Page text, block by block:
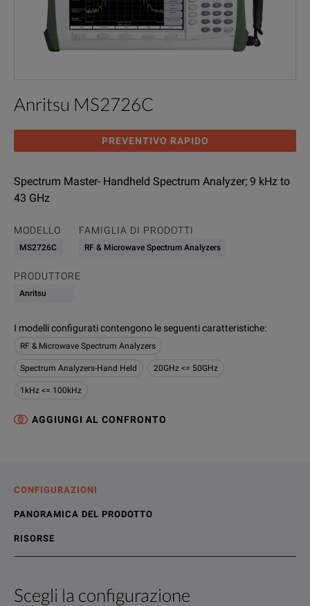
Anritsu MS2726C
PREVENTIVO RAPIDO
Spectrum Master- Handheld Spectrum Analyzer; 9 kHz to
43 GHz
MODELLO
MS2726C
FAMIGLIA DI PRODOTTI
RF & Microwave Spectrum Analyzers
PRODUTTORE
Anritsu
I modelli configurati contengono le seguenti caratteristiche:
RF & Microwave Spectrum Analyzers
Spectrum Analyzers-Hand Held 20GHz <= 50GHz
1kHz <= 100kHz
AGGIUNGI AL CONFRONTO
CONFIGURAZIONI
PANORAMICA DEL PRODOTTO
RISORSE
Scegli la configurazione
Panoramica del prodotto
Contenuti